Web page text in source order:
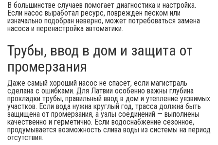
В большинстве случаев помогает диагностика и настройка.
Если насос выработал ресурс, поврежден песком или
изначально подобран неверно, может потребоваться замена
насоса и перенастройка автоматики.
Трубы, ввод в дом и защита от
промерзания
Даже самый хороший насос не спасет, если магистраль
сделана с ошибками. Для Латвии особенно важны глубина
прокладки трубы, правильный ввод в дом и утепление уязвимых
участков. Если вода нужна круглый год, трасса должна быть
защищена от промерзания, а узлы соединений — выполнены
качественно и герметично. Если водоснабжение сезонное,
продумывается возможность слива воды из системы на период
отсутствия.